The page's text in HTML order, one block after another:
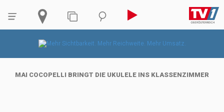
MAI COCOPELLI BRINGT DIE UKULELE INS KLASSENZIMMER